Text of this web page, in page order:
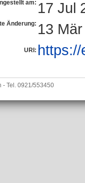
am: 17 Jul
Änderung: 13
URI:
- Tel. 0921/553450